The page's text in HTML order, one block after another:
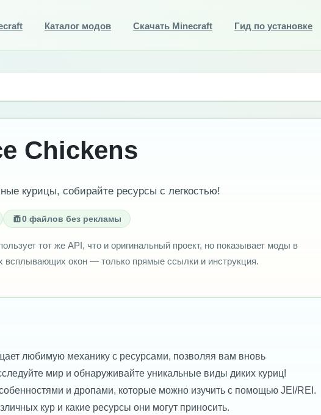
Каталог модов Скачать Minecraft Гид по установке
Chickens
курицы, собирайте ресурсы с легкостью!
0 файлов без рекламы
тот же API, что и оригинальный проект, но показывает моды в
всплывающих окон — только прямые ссылки и инструкция.
любимую механику с ресурсами, позволяя вам вновь
мир и обнаруживайте уникальные виды диких куриц!
и дропами, которые можно изучить с помощью JEI/REI.
кур и какие ресурсы они могут приносить.